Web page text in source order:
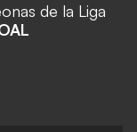
de la Liga